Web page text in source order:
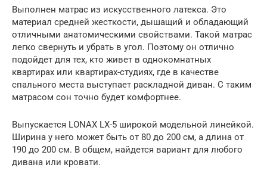
Выполнен матрас из искусственного латекса. Это
материал средней жесткости, дышащий и обладающий
отличными анатомическими свойствами. Такой матрас
легко свернуть и убрать в угол. Поэтому он отлично
подойдет для тех, кто живет в однокомнатных
квартирах или квартирах-студиях, где в качестве
спального места выступает раскладной диван. С таким
матрасом сон точно будет комфортнее.
Выпускается LONAX LX-5 широкой модельной линейкой.
Ширина у него может быть от 80 до 200 см, а длина от
190 до 200 см. В общем, найдется вариант для любого
дивана или кровати.